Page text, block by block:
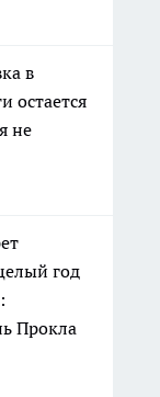
в
остается
не
год
Прокла